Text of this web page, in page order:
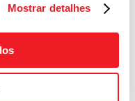
Mostrar detalhes
de
e Diretor